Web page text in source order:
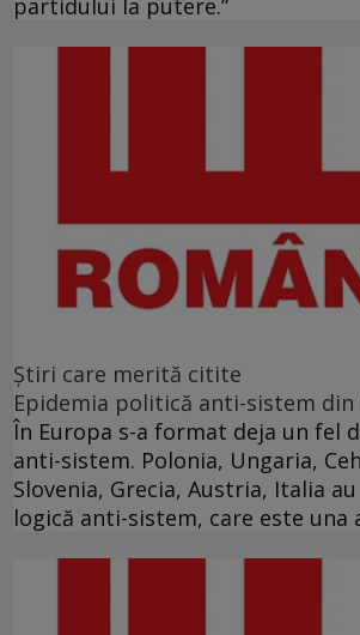
partidului la putere.”
Ştiri care merită citite
Epidemia politică anti-sistem din
În Europa s-a format deja un fel
anti-sistem. Polonia, Ungaria,
Slovenia, Grecia, Austria, Italia
logică anti-sistem, care este una